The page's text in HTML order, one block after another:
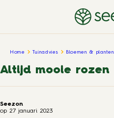
Home Tuinadvies Bloemen & planten
Altijd mooie rozen
Seezon
op 27 januari 2023